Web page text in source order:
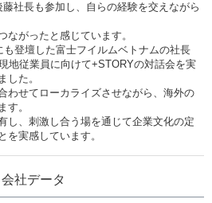
社長も参加し、自らの経験を交えながら
ながったと感じています。
登壇した富士フイルムベトナムの社長
地従業員に向けて+STORYの対話会を実
した。
わせてローカライズさせながら、海外の
す。
し、刺激し合う場を通じて企業文化の定
を実感しています。
会社データ